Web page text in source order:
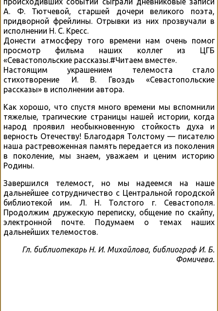
А. Ф. Тютчевой, старшей дочери великого поэта,
придворной фрейлины. Отрывки из них прозвучали в
исполнении Н. С. Кресс.
Донести атмосферу того времени нам очень помог
просмотр фильма наших коллег из ЦГБ
«Севастопольские рассказы.#Читаем вместе».
Настоящим украшением телемоста стало
стихотворение И. В. Гвоздь «Севастопольские
рассказы» в исполнении автора.
Как хорошо, что спустя много времени мы вспомнили
тяжелые, трагические страницы нашей истории, когда
народ проявил необыкновенную стойкость духа и
верность Отечеству! Благодаря Толстому — писателю
наша растревоженная память передается из поколения
в поколение, мы знаем, уважаем и ценим историю
Родины.
Завершился телемост, но мы надеемся на наше
дальнейшее сотрудничество с Центральной городской
библиотекой им. Л. Н. Толстого г. Севастополя.
Продолжим дружескую переписку, общение по скайпу,
электронной почте. Подумаем о темах наших
дальнейших телемостов.
Гл. библиотекарь Н. И. Михайлова, библиограф И. Б.
Фомичева.